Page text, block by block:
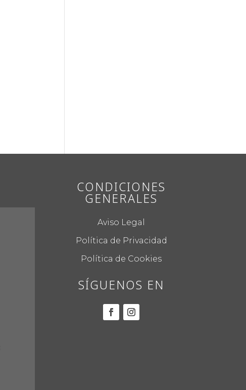
CONDICIONES
GENERALES
Aviso Legal
Política de Privacidad
Política de Cookies
SÍGUENOS EN